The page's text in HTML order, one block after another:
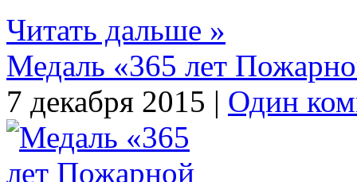
Читать дальше »
Медаль «365 лет
7 декабря 2015 | Один